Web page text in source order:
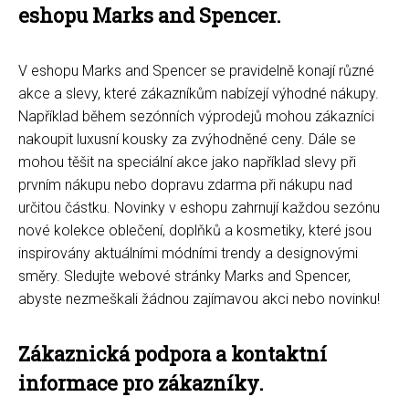
eshopu Marks and Spencer.
V eshopu Marks and Spencer se pravidelně konají různé
akce a slevy, které zákazníkům nabízejí výhodné nákupy.
Například během sezónních výprodejů mohou zákazníci
nakoupit luxusní kousky za zvýhodněné ceny. Dále se
mohou těšit na speciální akce jako například slevy při
prvním nákupu nebo dopravu zdarma při nákupu nad
určitou částku. Novinky v eshopu zahrnují každou sezónu
nové kolekce oblečení, doplňků a kosmetiky, které jsou
inspirovány aktuálními módními trendy a designovými
směry. Sledujte webové stránky Marks and Spencer,
abyste nezmeškali žádnou zajímavou akci nebo novinku!
Zákaznická podpora a kontaktní
informace pro zákazníky.